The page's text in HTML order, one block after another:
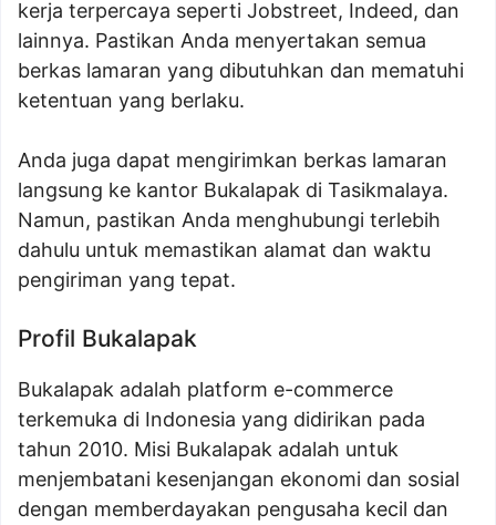
kerja terpercaya seperti Jobstreet, Indeed, dan
lainnya. Pastikan Anda menyertakan semua
berkas lamaran yang dibutuhkan dan mematuhi
ketentuan yang berlaku.
Anda juga dapat mengirimkan berkas lamaran
langsung ke kantor Bukalapak di Tasikmalaya.
Namun, pastikan Anda menghubungi terlebih
dahulu untuk memastikan alamat dan waktu
pengiriman yang tepat.
Profil Bukalapak
Bukalapak adalah platform e-commerce
terkemuka di Indonesia yang didirikan pada
tahun 2010. Misi Bukalapak adalah untuk
menjembatani kesenjangan ekonomi dan sosial
dengan memberdayakan pengusaha kecil dan